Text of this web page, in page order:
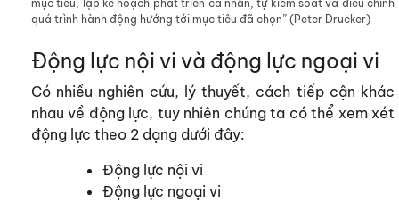
mục tiêu, lập kế hoạch phát triển cá nhân, tự kiểm soát và điều chỉnh
quá trình hành động hướng tới mục tiêu đã chọn” (Peter Drucker)
Động lực nội vi và động lực ngoại vi
Có nhiều nghiên cứu, lý thuyết, cách tiếp cận khác
nhau về động lực, tuy nhiên chúng ta có thể xem xét
động lực theo 2 dạng dưới đây:
Động lực nội vi
Động lực ngoại vi